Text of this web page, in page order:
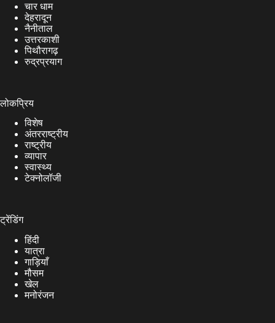
चार धाम
देहरादून
नैनीताल
उत्तरकाशी
पिथौरागढ़
रुद्रप्रयाग
लोकप्रिय
विशेष
अंतरराष्ट्रीय
राष्ट्रीय
व्यापार
स्वास्थ्य
टेक्नोलॉजी
ट्रेंडिंग
हिंदी
यात्रा
गाड़ियाँ
मौसम
खेल
मनोरंजन